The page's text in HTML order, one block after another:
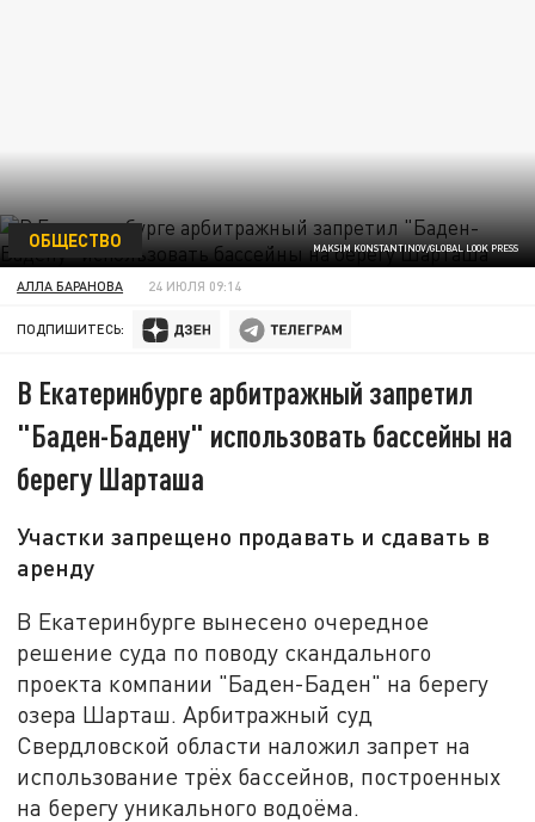
MAKSIM KONSTANTINOV/GLOBAL LOOK PRESS
ОБЩЕСТВО
АЛЛА БАРАНОВА 24 ИЮЛЯ 09:14
ПОДПИШИТЕСЬ:
В Екатеринбурге арбитражный запретил
"Баден-Бадену" использовать бассейны на
берегу Шарташа
Участки запрещено продавать и сдавать в
аренду
В Екатеринбурге вынесено очередное
решение суда по поводу скандального
проекта компании "Баден-Баден" на берегу
озера Шарташ. Арбитражный суд
Свердловской области наложил запрет на
использование трёх бассейнов, построенных
на берегу уникального водоёма.